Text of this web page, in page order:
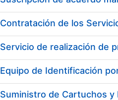
Mostrar/Ocultar
Servicio de realización de
Equipo de Identificación
Suministro de Cartuchos y